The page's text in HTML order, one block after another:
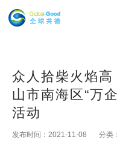
众人拾柴火焰
山市南海区“万
活动
发布时间：2021-11-08 分类：